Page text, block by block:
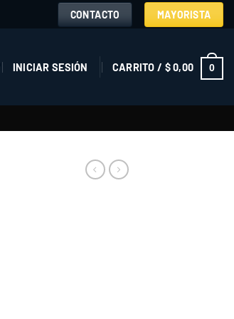
CONTACTO MAYORISTA
INICIAR SESIÓN CARRITO / $0,00 0